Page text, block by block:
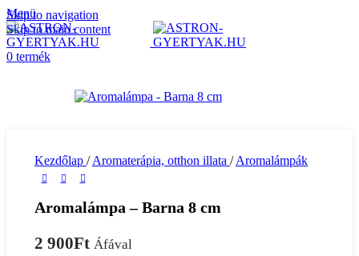
Skip to navigation
Skip to main content
Menü
0 termék
Kezdőlap / Aromaterápia, otthon illata / Aromalámpák
Aromalámpa – Barna 8 cm
2 900Ft Áfával